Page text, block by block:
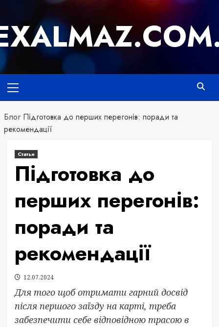
содержимому
меню
Блог Підготовка до перших перегонів: поради та
рекомендації
Статьи
Підготовка до
перших перегонів:
поради та
рекомендації
12.07.2024
Для того щоб отримати гарний досвід
після першого заїзду на карті, треба
забезпечити себе відповідною трасою в